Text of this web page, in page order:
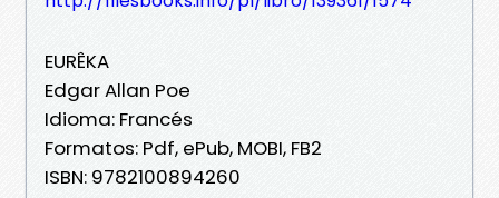
EURÊKA
Edgar Allan Poe
Idioma: Francés
Formatos: Pdf, ePub, MOBI, FB2
ISBN: 9782100894260